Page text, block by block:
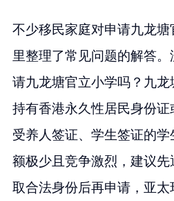
不少移民家庭对申请九龙
里整理了常见问题的解答
请九龙塘官立小学吗？九
持有香港永久性居民身份
受养人签证、学生签证的
额极少且竞争激烈，建议先
取合法身份后再申请，亚